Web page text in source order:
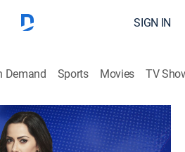
SIGN IN
Demand Sports Movies TV
Edición nocturna
N+ Univision: